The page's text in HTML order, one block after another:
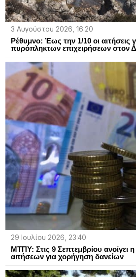
3 Αυγούστου 2026, 16:20
Ρέθυμνο: Έως την 1/10 οι αιτήσεις
πυρόπληκτων επιχειρήσεων στον
29 Ιουλίου 2026, 23:40
ΜΤΠΥ: Στις 9 Σεπτεμβρίου ανοίγει
αιτήσεων για χορήγηση δανείων